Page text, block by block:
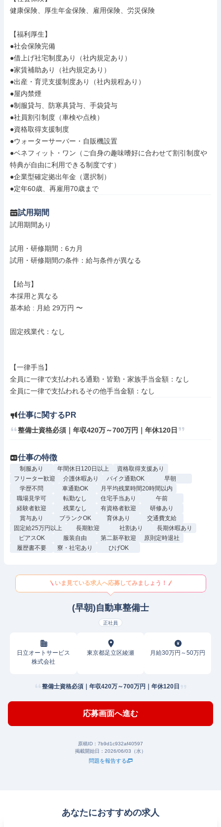
健康保険、厚生年金保険、雇用保険、労災保険
【福利厚生】
●社会保険完備
●借上げ社宅制度あり（社内規定あり）
●家賃補助あり（社内規定あり）
●出産・育児支援制度あり（社内規程あり）
●屋内禁煙
●制服貸与、防寒具貸与、手袋貸与
●社員割引制度（車検や点検）
●資格取得支援制度
●ウォーターサーバー・自販機設置
●ベネフィット・ワン（ご自身の趣味嗜好に合わせて割引制度や
特典が自由に利用できる制度です）
●企業型確定拠出年金（選択制）
●定年60歳、再雇用70歳まで
試用期間
試用期間あり
試用・研修期間：6カ月
試用・研修期間の条件：給与条件が異なる
【給与】
本採用と異なる
基本給 : 月給 29万円 〜
固定残業代：なし
【一律手当】
全員に一律で支払われる通勤・皆勤・家族手当金額：なし
仕事に関するPR
整備士資格必須｜年収420万～700万円｜年休120日
仕事の特徴
制服あり 年間休日120日以上
資格取得支援あり
フリーター歓迎
介護休暇あり バイク通勤OK
早朝
学歴不問
車通勤OK
月平均残業時間20時間以内
職場見学可
転勤なし 住宅手当あり
午前
経験者歓迎
残業なし 有資格者歓迎
研修あり
賞与あり
ブランクOK 育休あり
交通費支給
固定給25万円以上
長期歓迎 社割あり
長期休暇あり
ピアスOK
服装自由 第二新卒歓迎
原則定時退社
履歴書不要
寮・社宅あり ひげOK
いま見ている求人へ応募してみましょう！
(早朝)自動車整備士
正社員
日立オートサービス
株式会社
東京都足立区綾瀬 月給30万円～50万円
整備士資格必須｜年収420万～700万円｜年休120日
応募画面へ進む
原稿ID： 7b9d1c932af40597
掲載開始日： 2026/06/03（水）
問題を報告する
あなたにおすすめの求人